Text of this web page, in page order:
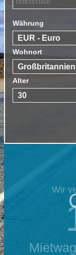
Währung
Wohnort
Alter
Wir